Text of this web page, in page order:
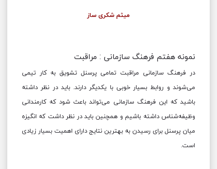
میثم شکری ساز
نمونه هفتم فرهنگ سازمانی : مراقبت
در فرهنگ سازمانی مراقبت تمامی پرسنل تشویق به کار تیمی
می‌شوند و روابط بسیار خوبی با یکدیگر دارند. باید در نظر داشته
باشید که این فرهنگ سازمانی می‌تواند باعث شود که کارمندانی
وظیفه‌شناس داشته باشیم و همچنین باید در نظر داشت که انگیزه
میان پرسنل برای رسیدن به بهترین نتایج دارای اهمیت بسیار زیادی
است.